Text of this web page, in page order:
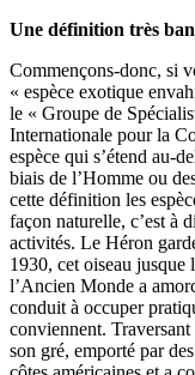
Une définition très
Commençons-donc, si
« espèce exotique
le « Groupe de
Internationale pour la
espèce qui s’étend au-
biais de l’Homme ou
cette définition les
façon naturelle, c’est à
activités. Le Héron
1930, cet oiseau jusque
l’Ancien Monde a
conduit à occuper
conviennent.
son gré, emporté par